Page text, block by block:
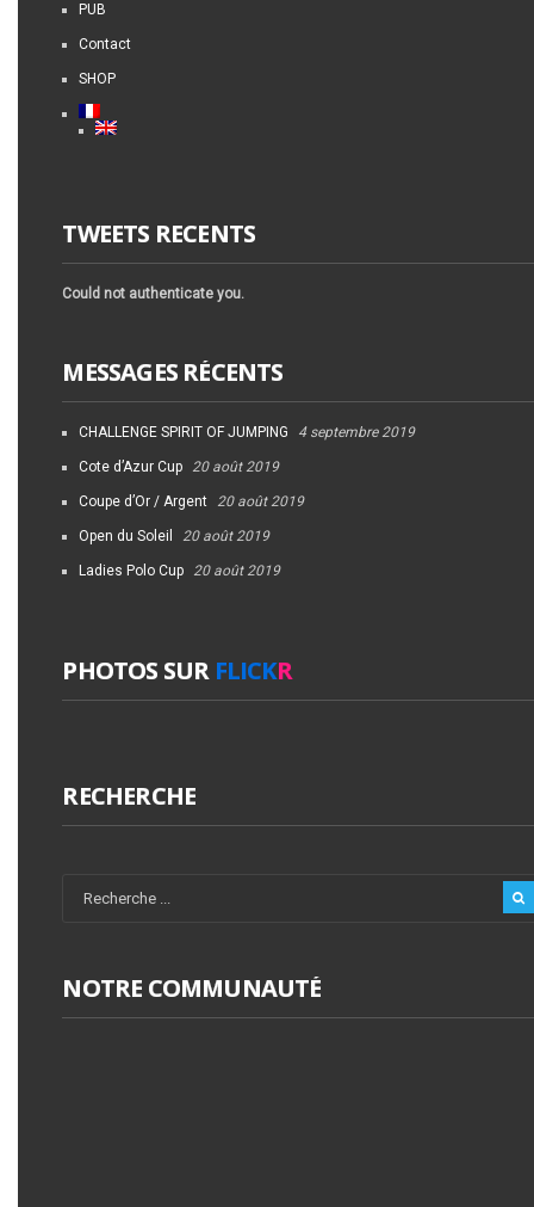
PUB
Contact
SHOP
TWEETS RECENTS
Could not authenticate you.
MESSAGES RÉCENTS
CHALLENGE SPIRIT OF JUMPING 4 septembre 2019
Cote d’Azur Cup 20 août 2019
Coupe d’Or / Argent 20 août 2019
Open du Soleil 20 août 2019
Ladies Polo Cup 20 août 2019
PHOTOS SUR FLICKR
RECHERCHE
NOTRE COMMUNAUTÉ